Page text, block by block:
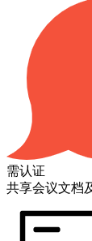
需认证
共享会议文档